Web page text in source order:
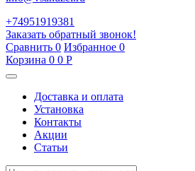
+74951919381
Заказать обратный звонок!
Сравнить 0 Избранное 0
Корзина 0 0 Р
Доставка и оплата
Установка
Контакты
Акции
Статьи